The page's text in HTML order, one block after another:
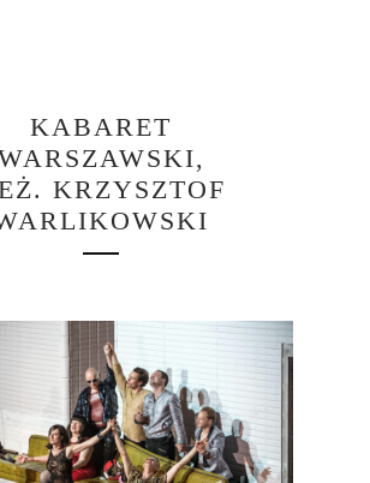
KABARET
KRZYSZTOF